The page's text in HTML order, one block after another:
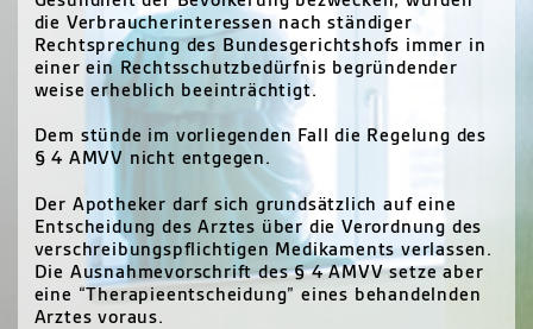
die Verbraucherinteressen nach ständiger
Rechtsprechung des Bundesgerichtshofs immer in
einer ein Rechtsschutzbedürfnis begründender
weise erheblich beeinträchtigt.
Dem stünde im vorliegenden Fall die Regelung des
§ 4 AMVV nicht entgegen.
Der Apotheker darf sich grundsätzlich auf eine
Entscheidung des Arztes über die Verordnung des
verschreibungspflichtigen Medikaments verlassen.
Die Ausnahmevorschrift des § 4AMVVsetze aber
eine “Therapieentscheidung” eines behandelnden
Arztes voraus.